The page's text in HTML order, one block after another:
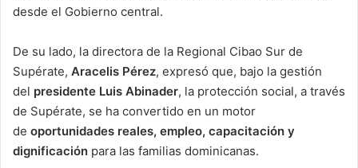
desde el Gobierno central.
De su lado, la directora de la Regional Cibao Sur de
Supérate, Aracelis Pérez, expresó que, bajo la gestión
del presidente Luis Abinader, la protección social, a través
de Supérate, se ha convertido en un motor
de oportunidades reales, empleo, capacitación y
dignificación para las familias dominicanas.